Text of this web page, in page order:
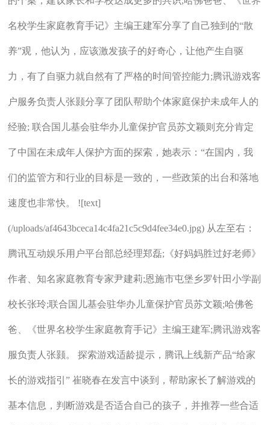
名校学生家庭教育手记》主编王建军分享了自己独到的“散
养”观，他认为，应该激发孩子的好奇心，让他产生自驱
力，有了自驱力就自然有了严格的时间管控能力;腾讯游戏客
户服务负责人张颢分享了团队帮助个体家庭保护未成年人的
经验; 联合国儿基会驻华办儿童保护官员苏文颖则充分肯定
了中国在未成年人保护方面的探索，她表示：“在国内，我
们的监管方和行业的目标是一致的，一些政策的出台和落地
速度也非常快。 ![text]
(/uploads/af4643bceca14c4fa21c5c9d4fee34e0.jpg) 从左至右：
腾讯互动娱乐用户平台部总经理郑磊;《好妈妈胜过好老师》
作者、知名家庭教育专家尹建莉;恩施市屯堡乡罗针田小学副
校长张玲;联合国儿基会驻华办儿童保护官员苏文颖;哈佛爸
爸、《世界名校学生家庭教育手记》主编王建军;腾讯游戏客
服负责人张颢。 探索游戏适龄提示，腾讯上线新产品“给家
长的游戏指引” 崔晓春在发言中谈到，帮助家长了解游戏的
基本信息，判断游戏是否适合自己的孩子，并推荐一些合适